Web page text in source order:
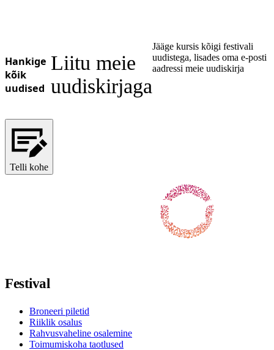
Hankige
kõik
uudised
Liitu meie
uudiskirjaga
Jääge kursis kõigi festivali
uudistega, lisades oma e-posti
aadressi meie uudiskirja
Telli kohe
Festival
Broneeri piletid
Riiklik osalus
Rahvusvaheline osalemine
Toimumiskoha taotlused